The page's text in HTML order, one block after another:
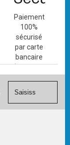
Paiement
100%
sécurisé
par carte
bancaire
(Mastercard,
Visa, ...) et